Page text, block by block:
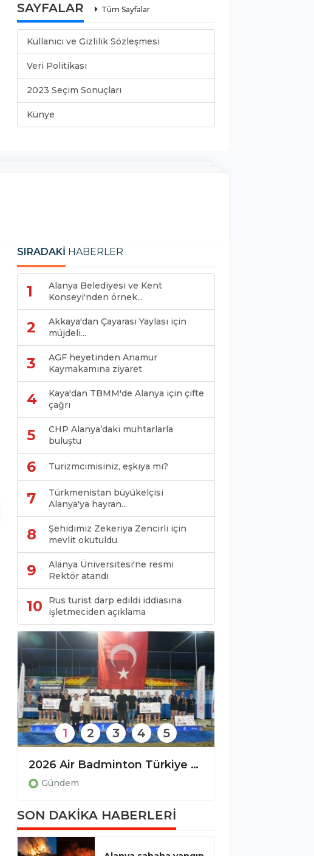
SAYFALAR Tüm Sayfalar
Kullanıcı ve Gizlilik Sözleşmesi
Veri Politikası
2023 Seçim Sonuçları
Künye
SIRADAKİ HABERLER
1
Alanya Belediyesi ve Kent
Konseyi'nden örnek...
2
Akkaya'dan Çayarası Yaylası için
müjdeli...
3
AGF heyetinden Anamur
Kaymakamına ziyaret
4
Kaya'dan TBMM'de Alanya için çifte
çağrı
5
CHP Alanya’daki muhtarlarla
buluştu
6 Turizmcimisiniz, eşkıya mı?
7
Türkmenistan büyükelçisi
Alanya'ya hayran...
8
Şehidimiz Zekeriya Zencirli için
mevlit okutuldu
9
Alanya Üniversitesi'ne resmi
Rektör atandı
10
Rus turist darp edildi iddiasına
işletmeciden açıklama
17 milyar dolarlık turizme plastik gölgesi!
Gündem
1 2 3 4 5
SON DAKİKA HABERLERİ